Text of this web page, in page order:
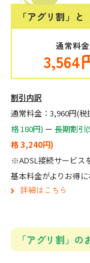
「アグリ割」
通常料
3,564
割引内訳
通常料金：3,960円(税
格 180円) ー 長期割引
格 3,240円)
※ADSL接続サービス
基本料金がよりお得に
詳細はこちら
「アグリ割」